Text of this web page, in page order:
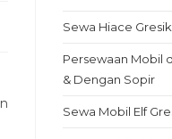
Sewa Hiace
Persewaan Mobil
& Dengan Sopir
Sewa Mobil Elf